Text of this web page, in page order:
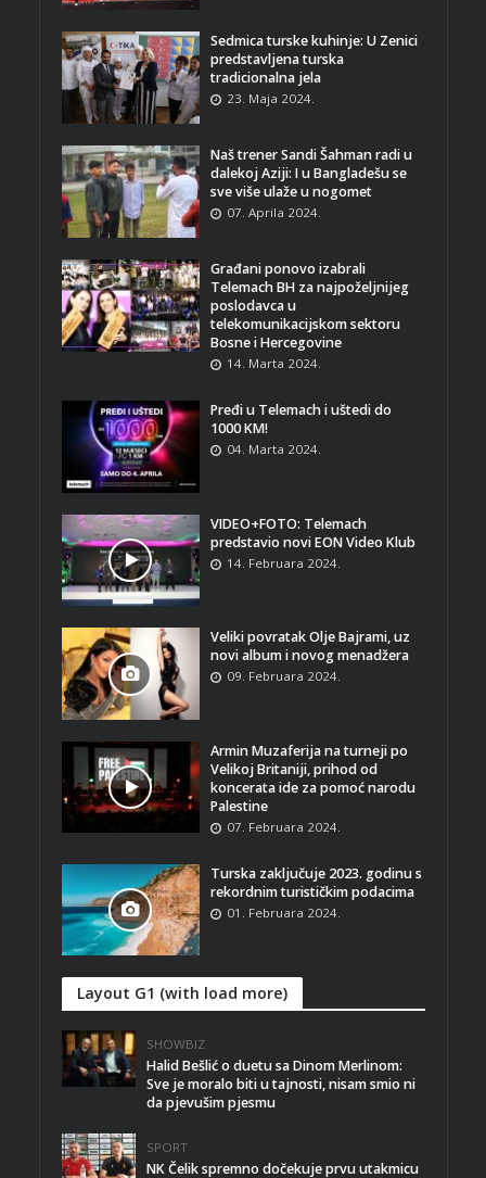
Sedmica turske kuhinje: U Zenici
predstavljena turska
tradicionalna jela
23. Maja 2024.
Naš trener Sandi Šahman radi u
dalekoj Aziji: I u Bangladešu se
sve više ulaže u nogomet
07. Aprila 2024.
Građani ponovo izabrali
Telemach BH za najpoželjnijeg
poslodavca u
telekomunikacijskom sektoru
Bosne i Hercegovine
14. Marta 2024.
Pređi u Telemach i uštedi do
1000 KM!
04. Marta 2024.
VIDEO+FOTO: Telemach
predstavio novi EON Video Klub
14. Februara 2024.
Veliki povratak Olje Bajrami, uz
novi album i novog menadžera
09. Februara 2024.
Armin Muzaferija na turneji po
Velikoj Britaniji, prihod od
koncerata ide za pomoć narodu
Palestine
07. Februara 2024.
Turska zaključuje 2023. godinu s
rekordnim turističkim podacima
01. Februara 2024.
Layout G1 (with load more)
SHOWBIZ
Halid Bešlić o duetu sa Dinom Merlinom:
Sve je moralo biti u tajnosti, nisam smio ni
da pjevušim pjesmu
SPORT
NK Čelik spremno dočekuje prvu utakmicu